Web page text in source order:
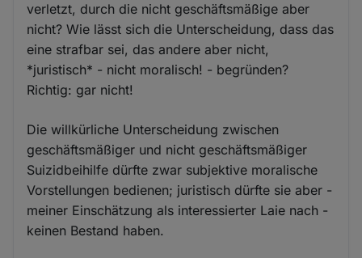
verletzt, durch die nicht geschäftsmäßige aber
nicht? Wie lässt sich die Unterscheidung, dass das
eine strafbar sei, das andere aber nicht,
*juristisch* - nicht moralisch! - begründen?
Richtig: gar nicht!
Die willkürliche Unterscheidung zwischen
geschäftsmäßiger und nicht geschäftsmäßiger
Suizidbeihilfe dürfte zwar subjektive moralische
Vorstellungen bedienen; juristisch dürfte sie aber -
meiner Einschätzung als interessierter Laie nach -
keinen Bestand haben.